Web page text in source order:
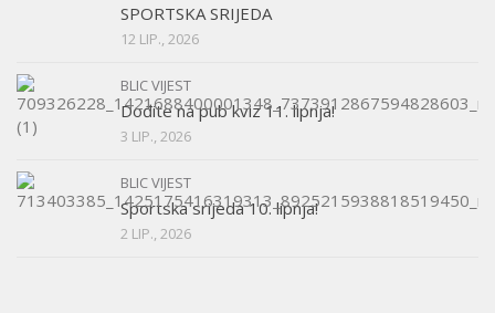
SPORTSKA SRIJEDA
12 LIP., 2026
BLIC VIJEST
Dođite na pub kviz 11. lipnja!
3 LIP., 2026
BLIC VIJEST
Sportska srijeda 10. lipnja!
2 LIP., 2026